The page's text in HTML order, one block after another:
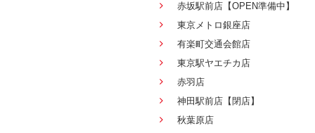
赤坂駅前店【OPEN準備中】
東京メトロ銀座店
有楽町交通会館店
東京駅ヤエチカ店
赤羽店
神田駅前店【閉店】
秋葉原店